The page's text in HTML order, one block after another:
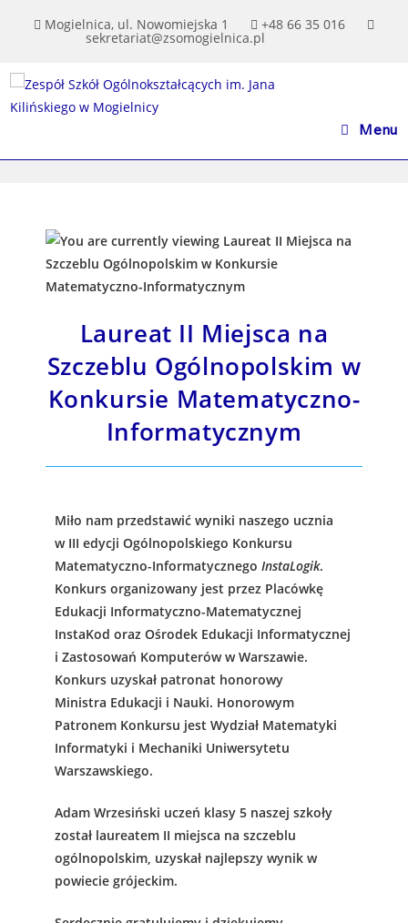
Mogielnica, ul. Nowomiejska 1 +48 66 35 016
sekretariat@zsomogielnica.pl
Menu
Laureat II Miejsca na
Szczeblu Ogólnopolskim w
Konkursie Matematyczno-
Informatycznym
Miło nam przedstawić wyniki naszego ucznia
w III edycji Ogólnopolskiego Konkursu
Matematyczno-Informatycznego InstaLogik.
Konkurs organizowany jest przez Placówkę
Edukacji Informatyczno-Matematycznej
InstaKod oraz Ośrodek Edukacji Informatycznej
i Zastosowań Komputerów w Warszawie.
Konkurs uzyskał patronat honorowy
Ministra Edukacji i Nauki. Honorowym
Patronem Konkursu jest Wydział Matematyki
Informatyki i Mechaniki Uniwersytetu
Warszawskiego.
Adam Wrzesiński uczeń klasy 5 naszej szkoły
został laureatem II miejsca na szczeblu
ogólnopolskim, uzyskał najlepszy wynik w
powiecie grójeckim.